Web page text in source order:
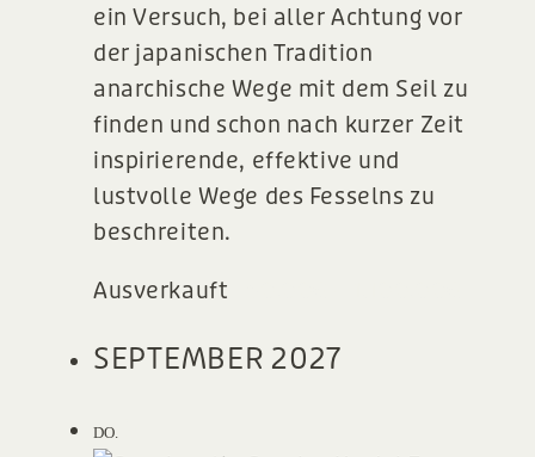
ein Versuch, bei aller Achtung vor
der japanischen Tradition
anarchische Wege mit dem Seil zu
finden und schon nach kurzer Zeit
inspirierende, effektive und
lustvolle Wege des Fesselns zu
beschreiten.
Ausverkauft
SEPTEMBER 2027
DO.